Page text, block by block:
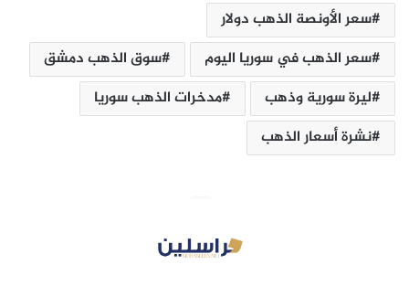
سعر الأونصة الذهب ‏دولار
سعر الذهب في سوريا اليوم
سوق الذهب دمشق
ليرة سورية ‏وذهب
مدخرات الذهب سوريا
نشرة أسعار الذهب